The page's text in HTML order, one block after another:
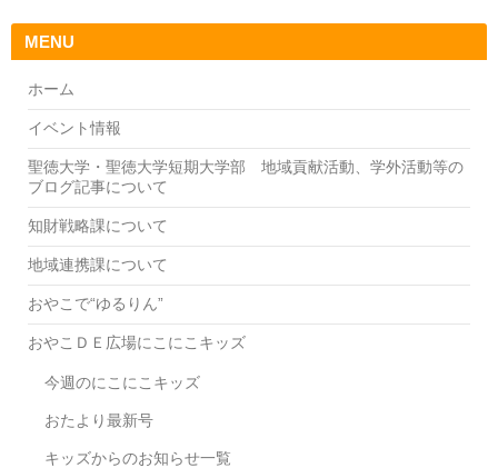
MENU
ホーム
イベント情報
聖徳大学・聖徳大学短期大学部 地域貢献活動、学外活動等の
ブログ記事について
知財戦略課について
地域連携課について
おやこで“ゆるりん”
おやこＤＥ広場にこにこキッズ
今週のにこにこキッズ
おたより最新号
キッズからのお知らせ一覧